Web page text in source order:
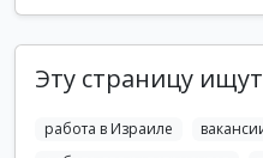
Эту страницу ищут
работа в Израиле